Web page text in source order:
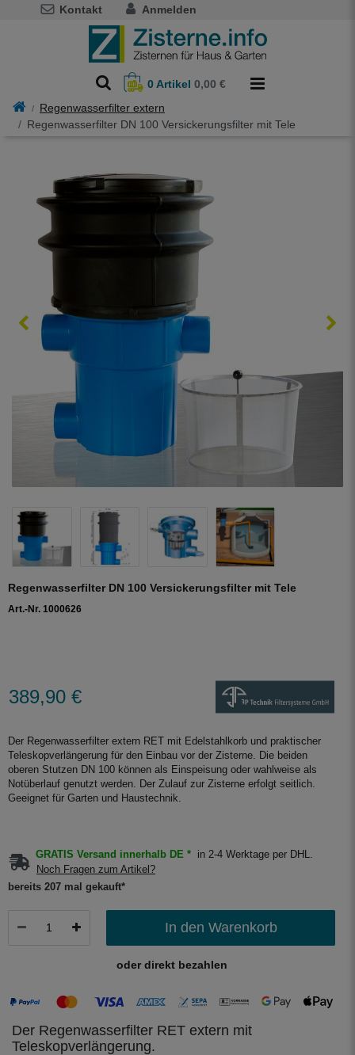
Kontakt Anmelden
0Artikel 0,00 €
Regenwasserfilter extern
Regenwasserfilter DN 100 Versickerungsfilter mit Tele
Regenwasserfilter DN 100 Versickerungsfilter mit Tele
Art.-Nr. 1000626
389,90 €
Der Regenwasserfilter extern RET mit Edelstahlkorb und praktischer
Teleskopverlängerung für den Einbau vor der Zisterne. Die beiden
oberen Stutzen DN 100 können als Einspeisung oder wahlweise als
Notüberlauf genutzt werden. Der Zulauf zur Zisterne erfolgt seitlich.
Geeignet für Garten und Haustechnik.
GRATIS Versand innerhalb DE *
in 2-4 Werktage per DHL.
Noch Fragen zum Artikel?
bereits 207 mal gekauft*
In den Warenkorb
oder direkt bezahlen
Der Regenwasserfilter RET extern mit
Teleskopverlängerung.